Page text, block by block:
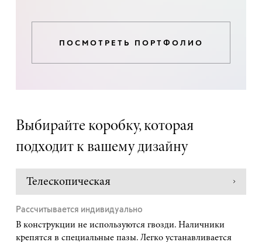
ПОСМОТРЕТЬ ПОРТФОЛИО
Выбирайте коробку, которая
подходит к вашему дизайну
Телескопическая
Рассчитывается индивидуально
В конструкции не используются гвозди. Наличники
крепятся в специальные пазы. Легко устанавливается